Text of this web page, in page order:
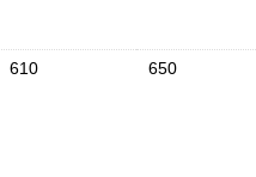
610
650